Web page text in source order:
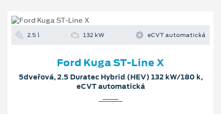
2.5 l 132 kW eCVT automatická
Ford Kuga ST-Line X
5dveřová, 2.5 Duratec Hybrid (HEV) 132 kW/180 k,
eCVT automatická